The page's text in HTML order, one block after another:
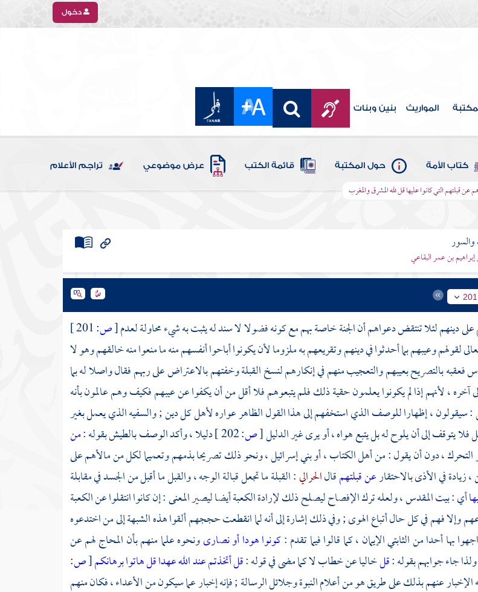
دخول
المواريث بنين وبنات
كتاب الأمة حول المكتبة قائمة الكتب عرض موضوعي تراجم الأعلام
عن قبلتهم التي كانوا عليها قل لله المشرق والمغرب
بن عمر البقاعي
201
دينهم لئلا تنتقض دعواهم أن الجنة خاصة بهم مع كونه فضولا لا سند له يثبت به شيء محاولة لعدم[ص:
لقولهم وعيبهم بما أحدثوا في دينهم وتقريعهم به ملزوما لأن يكونوا أباحوا أنفسهم منه ما منعوا منه خالقهم وهو لا
فعقبه بالتصريح بعيبهم والتعجيب منهم في إنكارهم لنسخ القبلة وخفتهم بالاعتراض على ربهم فقال واصلا له بما
آخره ، لأنهم إذا لم يكونوا يعلمون حقية ذلك فلم يتبعوهم فلا أقل من أن يكفوا عن عيبهم فكيف وهم عالمون بأنه
: سيقولون ، إظهارا للوصف الذي استخفهم إلى هذا القول الظاهر عواره لأهل كل دين ; والسفيه الذي يعمل بغير
فلا يتوقف إلى أن يلوح له بل يتبع هواه ، أو يرى غير الدليل[ص: دليلا ، وأكد الوصف بالطيش بقوله :من
، دون أن يقول : من أهل الكتاب ، أو بني إسرائيل ، ونحو ذلك تصريحا بذمهم وتعميما لكل من مالأهم على
زيادة في الأذى بالاحتقارعن قبلتهمقالالحرالي: القبلة ما تجعل قبالة الوجه ، والقبل ما أقبل من الجسد في مقابلة
أي :بيت المقدس، ولعله ترك الإفصاح ليصلح ذلك لإرادة الكعبة أيضا ليصير المعنى : إن كانوا انتقلوا عنالكعبة
وإلا فهم في كل حال أتباع الهوى ; وفي ذلك إشارة إلى أنه لما انقطعت حججهم ألقوا هذه الشبهة إلى من اختدعوه
بها أحدا من الثابتي الإيمان ، كما قالوا فيما تقدم :كونوا هودا أو نصارىونحوه علما منهم بأن المحاج لهم عن
جاء جوابهم بقوله :قلخاليا عن خطاب لا كما مضى في قوله :قل أتخذتم عند الله عهداقل هاتوا برهانكم[ص:
عنهم بذلك على طريق هو من أعلام النبوة وجلائل الرسالة ; فإنه إخبار عما سيكون من الأعداء ، فكان منهم